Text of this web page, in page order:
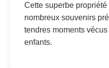
Cette superbe
nombreux souvenirs
tendres moments
enfants.